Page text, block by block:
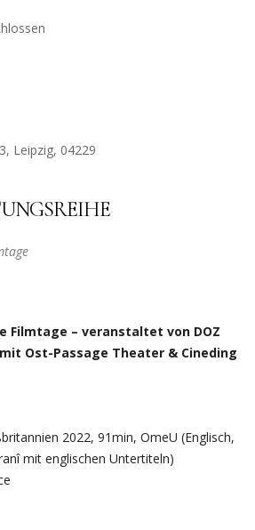
Leipzig, 04229
Filmtage – veranstaltet von DOZ
Ost-Passage Theater & Cineding
2022, 91min, OmeU (Englisch,
mit englischen Untertiteln)